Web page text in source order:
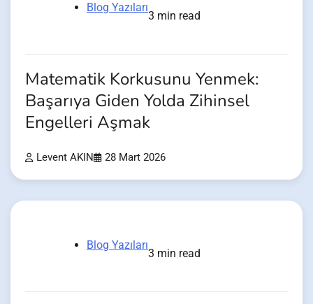
Blog Yazıları
3 min read
Matematik Korkusunu Yenmek:
Başarıya Giden Yolda Zihinsel
Engelleri Aşmak
Levent AKIN 28 Mart 2026
Blog Yazıları
3 min read